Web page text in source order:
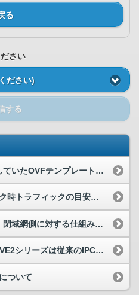
る
さい
ださい)
する
過去にVMインポートが成功していたOVFテンプレートでインポートがエラーになる。
契約しているプランの「ピーク時トラフィックの目安」を実際のトラフィックが超過した場合、超過分の通信や料金はどのようになりますか。
IPCOMのWAF導入について、閉域網側に対する仕組みの実装は可能か。
FJcloud-V版IPCOM VE2V、VE2シリーズは従来のIPCOMと異なるのか。
ついて